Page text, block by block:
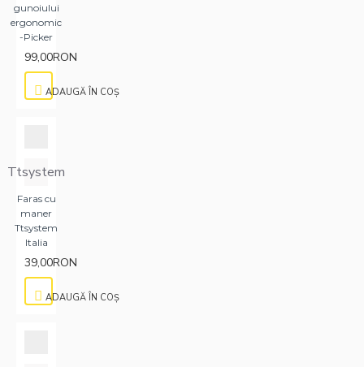
gunoiului
ergonomic
-Picker
99,00RON
ADAUGĂ ÎN COŞ
Ttsystem
Faras cu
maner
Ttsystem
Italia
39,00RON
ADAUGĂ ÎN COŞ